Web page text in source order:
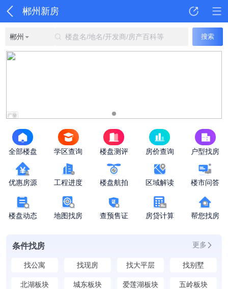
郴州新房
郴州 楼盘名/地名/开发商/房产百科等 搜索
全部楼盘 学区查询 楼盘测评 房价查询 户型找房
优惠房源 工程进度 楼盘航拍 区域解读 楼市问答
楼盘动态 地图找房 查预售证 房贷计算 帮您找房
条件找房 更多
找公寓 找现房 找大平层 找别墅
北湖板块 城东板块 爱莲湖板块 五岭板块